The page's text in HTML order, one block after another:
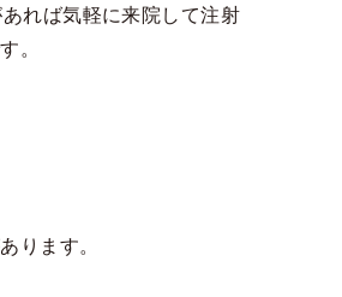
れば気軽に来院して注射
。
ります。